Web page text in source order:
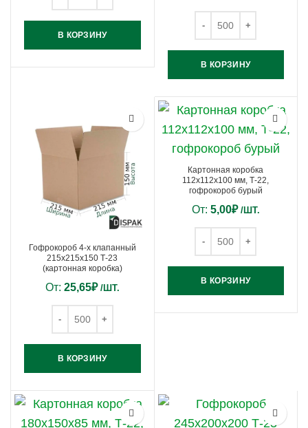
В КОРЗИНУ
В КОРЗИНУ
Гофрокороб 4-х клапанный
215х215х150 Т-23
(картонная коробка)
От: 25,65₽ /ШТ.
В КОРЗИНУ
Картонная коробка
112х112х100 мм, Т-22,
гофрокороб бурый
От: 5,00₽ /ШТ.
В КОРЗИНУ